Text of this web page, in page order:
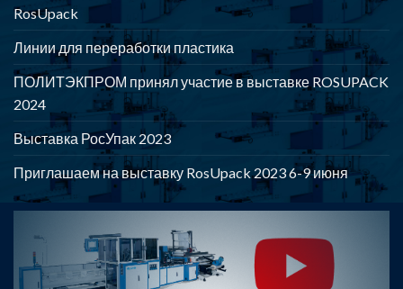
RosUpack
Линии для переработки пластика
ПОЛИТЭКПРОМ принял участие в выставке ROSUPACK
2024
Выставка РосУпак 2023
Приглашаем на выставку RosUpack 2023 6-9 июня
переработки полимерной продукции